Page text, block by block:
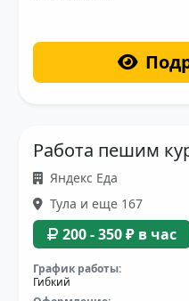
Работа пешим
Яндекс Еда
Тула и еще 167
200 - 350 ₽ в час
График работы:
Гибкий